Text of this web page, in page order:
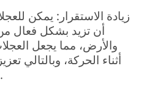
زيادة الاستقرار: يمكن
أن تزيد بشكل فعال
والأرض، مما يجعل
أثناء الحركة، وبالتالي
وقدرتها على المناورة.